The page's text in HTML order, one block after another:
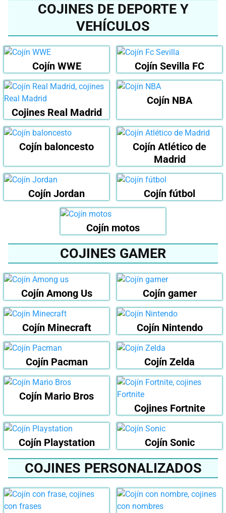
COJINES DE DEPORTE Y
VEHÍCULOS
Cojín WWE Cojín Sevilla FC
Cojines Real Madrid
Cojín NBA
Cojín baloncesto
Cojín Atlético de
Madrid
Cojín Jordan Cojín fútbol
Cojín motos
COJINES GAMER
Cojín Among Us Cojín gamer
Cojín Minecraft Cojín Nintendo
Cojín Pacman Cojín Zelda
Cojín Mario Bros
Cojines Fortnite
Cojín Playstation Cojín Sonic
COJINES PERSONALIZADOS